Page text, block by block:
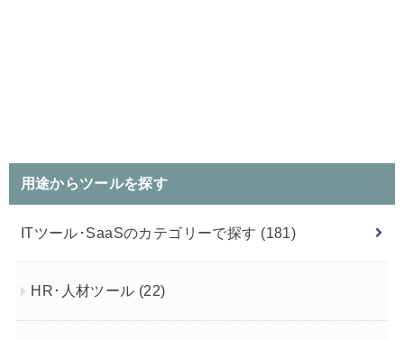
用途からツールを探す
ITツール･SaaSのカテゴリーで探す (181)
HR･人材ツール (22)